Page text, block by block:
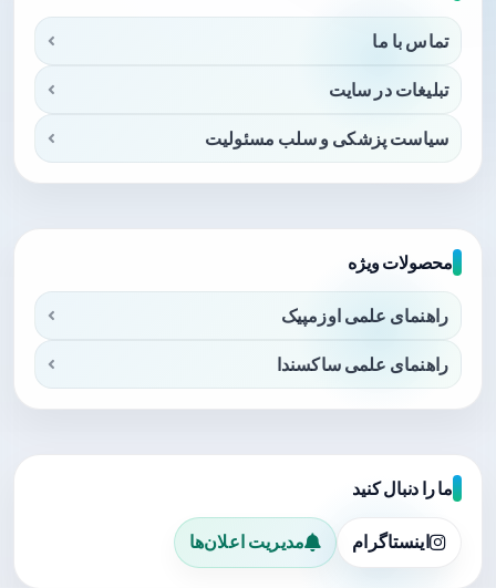
تماس با ما
تبلیغات در سایت
سیاست پزشکی و سلب مسئولیت
محصولات ویژه
راهنمای علمی اوزمپیک
راهنمای علمی ساکسندا
ما را دنبال کنید
اینستاگرام مدیریت اعلان‌ها